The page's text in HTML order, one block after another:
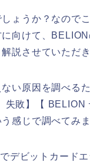
ょうか？なので
向けて、
説させていただき
い原因を調べる
失敗】【
感じで調べてみま
デビットカード